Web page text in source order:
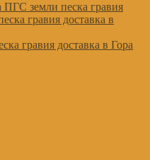
ПГС земли песка гравия
гравия доставка в
гравия доставка в Гора